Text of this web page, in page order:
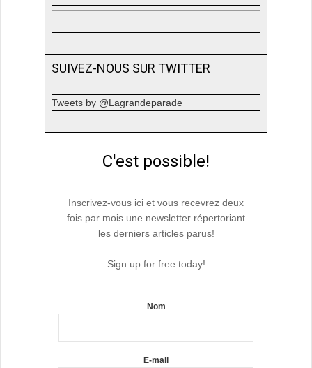
SUIVEZ-NOUS SUR TWITTER
Tweets by @Lagrandeparade
C'est possible!
Inscrivez-vous ici et vous recevrez deux
fois par mois une newsletter répertoriant
les derniers articles parus!
Sign up for free today!
Nom
E-mail